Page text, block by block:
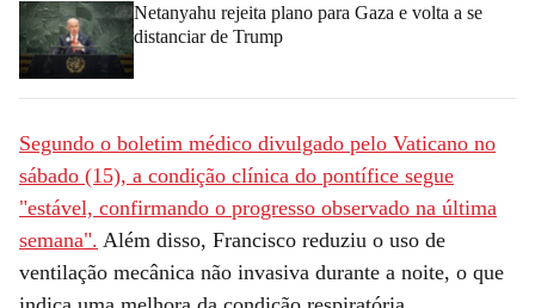
Netanyahu rejeita plano para Gaza e volta a se
distanciar de Trump
Segundo o boletim médico divulgado pelo Vaticano no
sábado (15), a condição clínica do pontífice segue
"estável, confirmando o progresso observado na última
semana". Além disso, Francisco reduziu o uso de
ventilação mecânica não invasiva durante a noite, o que